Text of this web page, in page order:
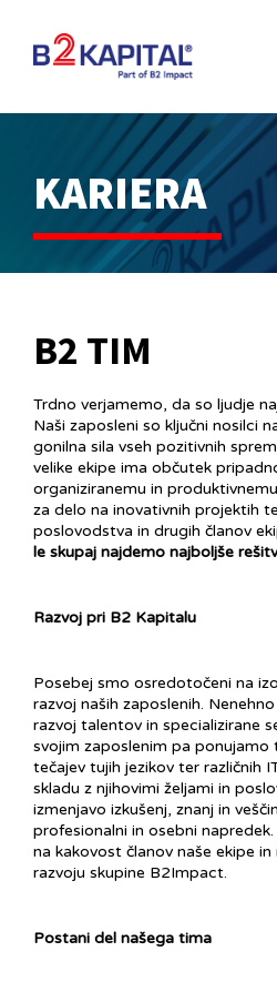
KARIERA
B2 TIM
Trdno verjamemo, da so ljudje
Naši zaposleni so ključni nosilci
gonilna sila vseh pozitivnih
velike ekipe ima občutek
organiziranemu in
za delo na inovativnih projektih
poslovodstva in drugih članov
le skupaj najdemo najboljše
Razvoj pri B2 Kapitalu
Posebej smo osredotočeni na
razvoj naših zaposlenih.
razvoj talentov in specializirane
svojim zaposlenim pa
tečajev tujih jezikov ter različnih
skladu z njihovimi željami in
izmenjavo izkušenj, znanj in
profesionalni in osebni
na kakovost članov naše ekipe
razvoju skupine B2Impact.
Postani del našega tima